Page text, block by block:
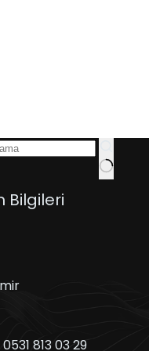
Bilgileri
0531 813 03 29